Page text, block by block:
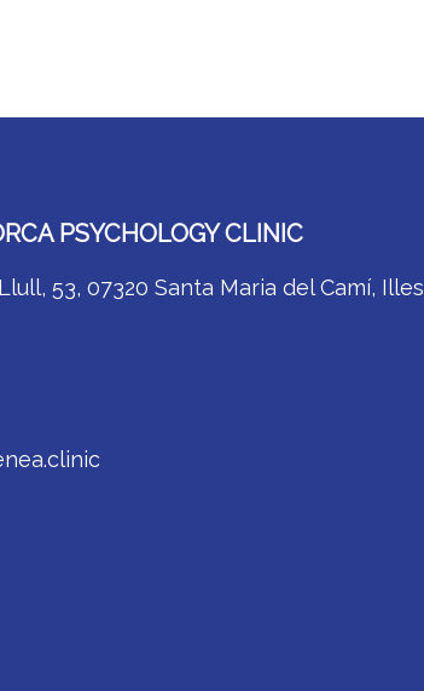
PSYCHOLOGY CLINIC
53, 07320 Santa Maria del Camí, Illes